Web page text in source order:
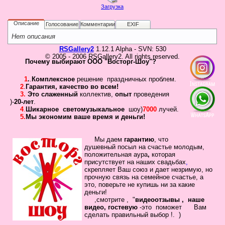
Загрузка
Описание Голосование Комментарии EXIF
Нет описания
RSGallery21.12.1 Alpha - SVN: 530
© 2005 - 2006 RSGallery2. All rights reserved.
Почему выбирают ООО "Восторг-Шоу"?
1.. Комплексное решение праздничных проблем.
2. Гарантия, качество во всем!
3. Это слаженный коллектив, опыт проведения
)-20-лет.
4. Шикарное светомузыкальное шоу)7000 лучей.
5. Мы экономим ваше время и деньги!
Мы даем гарантию, что
душевный посыл на счастье молодым,
положительная аура, которая
присутствует на наших свадьбах,
скрепляет Ваш союз и дает незримую, но
прочную связь на семейное счастье, а
это, поверьте не купишь ни за какие
деньги!
,смотрите , "видеоотзывы , наше
видео, гостевую -это поможет Вам
сделать правильный выбор !. )